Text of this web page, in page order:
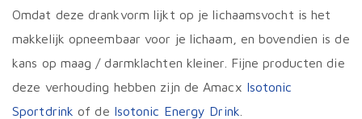
Omdat deze drankvorm lijkt op je lichaamsvocht is het
makkelijk opneembaar voor je lichaam, en bovendien is de
kans op maag / darmklachten kleiner. Fijne producten die
deze verhouding hebben zijn de Amacx Isotonic
Sportdrink of de Isotonic Energy Drink